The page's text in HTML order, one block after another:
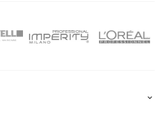
is er gemakkelijk uit te borstelen.
een prachtige glans aan het haar. Ook
heeft Kadus nog veel meer; neem een kijkje bij